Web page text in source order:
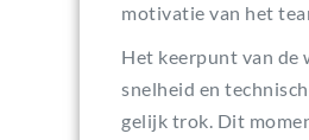
motivatie van het
Het keerpunt van de
snelheid en
gelijk trok. Dit